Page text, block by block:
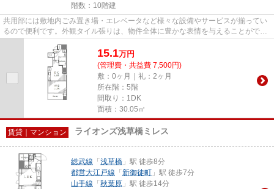
階数：10階建
共用部には敷地内ごみ置き場・エレベータなど様々な設備やサービスが揃ってい
るので便利です。外観タイル張りは、物件全体に豊かな表情を与えることができ
15.1万円
(管理費・共益費 7,500円)
敷：0ヶ月｜礼：2ヶ月
所在階：5階
間取り：1DK
面積：30.05㎡
賃貸｜マンション ライオンズ浅草橋ミレス
総武線 「 浅草橋 」駅 徒歩8分
都営大江戸線 「 新御徒町 」駅 徒歩7分
山手線 「 秋葉原 」駅 徒歩14分